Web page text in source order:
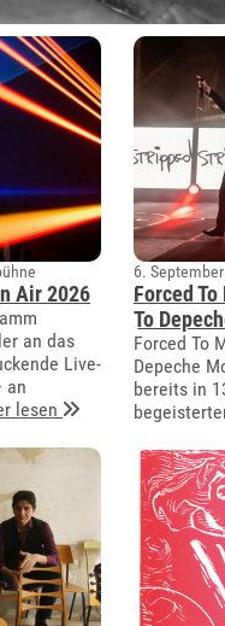
Air 2026
an das
Live-
an
lesen
6.
Forced
To
Forced To
Depeche
bereits in